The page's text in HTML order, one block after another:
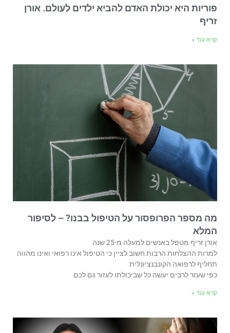
פוריות היא יכולת האדם להביא ילדים לעולם. אורן
זריף
קרא עוד »
מה מספר הפרופסור על הטיפול בבנו? – לסיפור
המלא
אורן זריף מטפל באנשים למעלה מ-25 שנה
למרות ההצלחות הרבות חשוב לציין כי הטיפול אינו רפואי ואינו מהווה
תחליף לרפואה הקונבנציונלית
כפי שעזר לרבים יעשה כל שביכולתו לעזור גם לכם
קרא עוד »